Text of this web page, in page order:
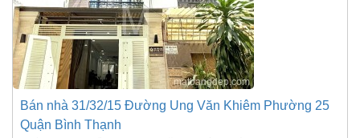
Bán nhà 31/32/15 Đường Ung Văn Khiêm Phường 25
Quận Bình Thạnh